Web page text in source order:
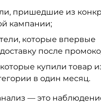
пришедшие из
кампании;
которые впервые
после
купили товар
в один месяц.
— это